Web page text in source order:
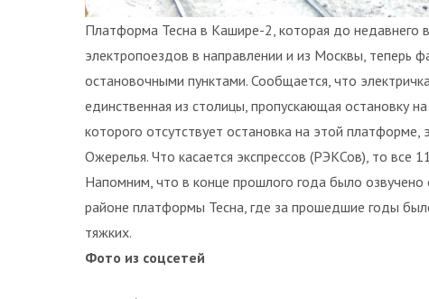
Платформа Тесна в Кашире-2, которая до недавнего
электропоездов в направлении и из Москвы, теперь
остановочными пунктами. Сообщается, что
единственная из столицы, пропускающая остановку
которого отсутствует остановка на этой
Ожерелья. Что касается экспрессов (РЭКСов), то все
Напомним, что в конце прошлого года было
районе платформы Тесна, где за прошедшие годы
тяжких.
Фото из соцсетей